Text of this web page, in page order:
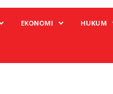
EKONOMI HUKUM